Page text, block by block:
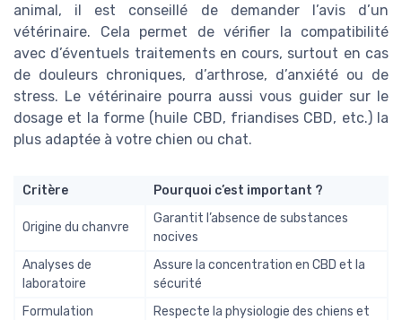
animal, il est conseillé de demander l’avis d’un
vétérinaire. Cela permet de vérifier la compatibilité
avec d’éventuels traitements en cours, surtout en cas
de douleurs chroniques, d’arthrose, d’anxiété ou de
stress. Le vétérinaire pourra aussi vous guider sur le
dosage et la forme (huile CBD, friandises CBD, etc.) la
plus adaptée à votre chien ou chat.
Critère Pourquoi c’est important ?
Origine du chanvre
Garantit l’absence de substances
nocives
Analyses de
laboratoire
Assure la concentration en CBD et la
sécurité
Formulation
Respecte la physiologie des chiens et